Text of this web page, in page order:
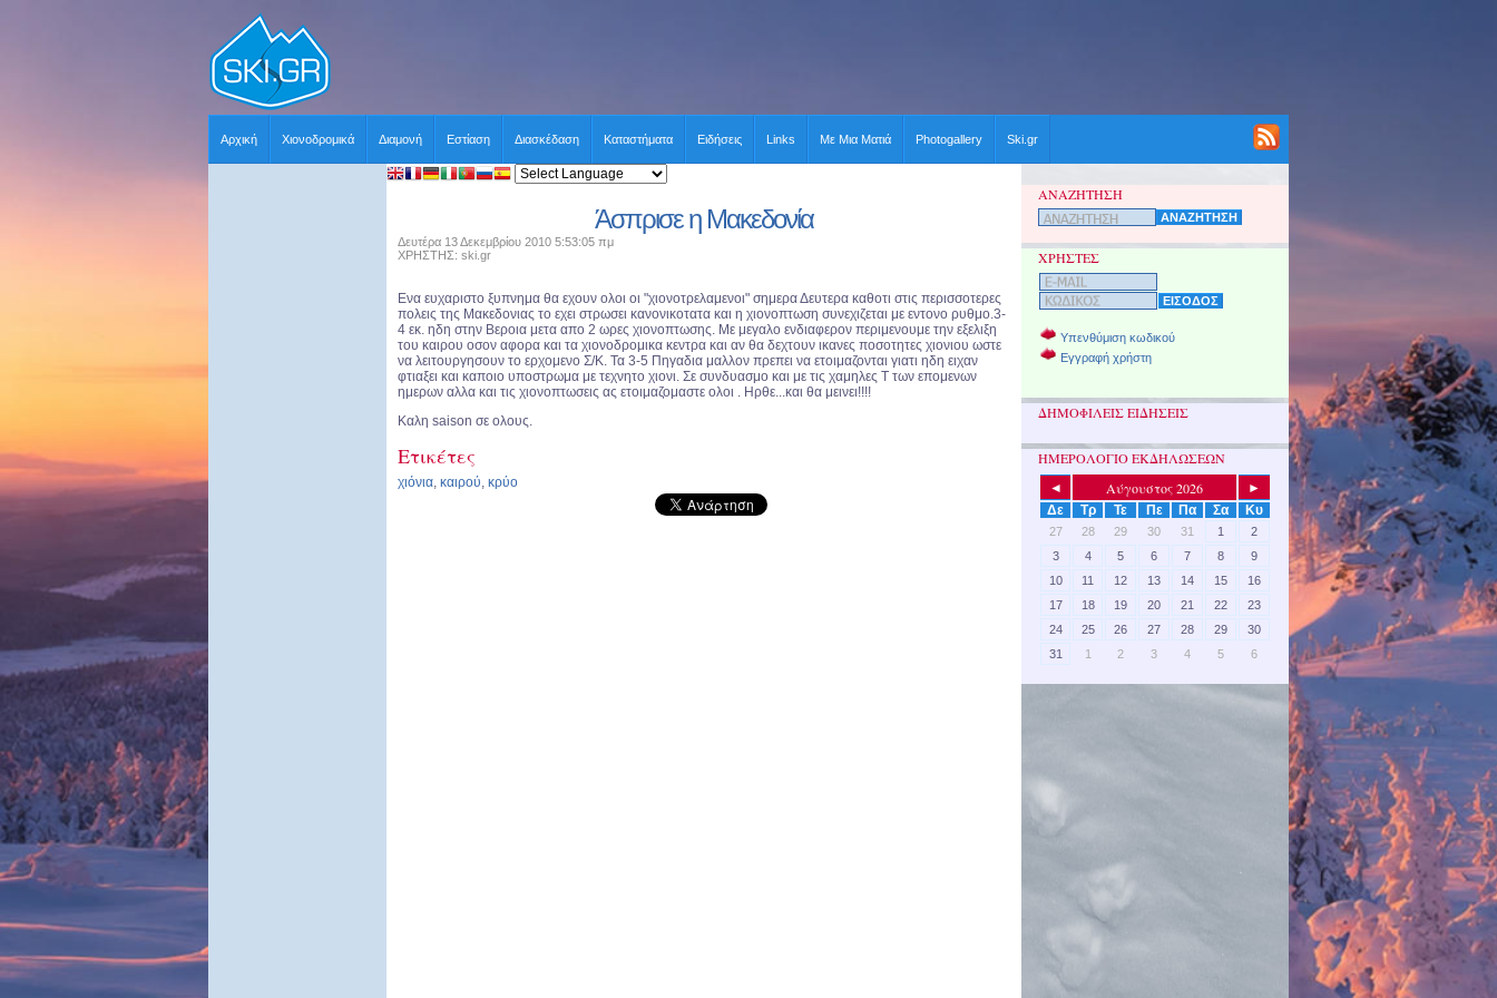
Αρχική Χιονοδρομικά Διαμονή Εστίαση Διασκέδαση Καταστήματα Ειδήσεις Links Με Μια Ματιά Photogallery Ski.gr
Άσπρισε η Μακεδονία
Δευτέρα 13 Δεκεμβρίου 2010 5:53:05 πμ
ΧΡΗΣΤΗΣ: ski.gr
Ενα ευχαριστο ξυπνημα θα εχουν ολοι οι "χιονοτρελαμενοι" σημερα Δευτερα καθοτι στις περισσοτερες
πολεις της Μακεδονιας το εχει στρωσει κανονικοτατα και η χιονοπτωση συνεχιζεται με εντονο ρυθμο.3-
4 εκ. ηδη στην Βεροια μετα απο 2 ωρες χιονοπτωσης. Με μεγαλο ενδιαφερον περιμενουμε την εξελιξη
του καιρου οσον αφορα και τα χιονοδρομικα κεντρα και αν θα δεχτουν ικανες ποσοτητες χιονιου ωστε
να λειτουργησουν το ερχομενο Σ/Κ. Τα 3-5 Πηγαδια μαλλον πρεπει να ετοιμαζονται γιατι ηδη ειχαν
φτιαξει και καποιο υποστρωμα με τεχνητο χιονι. Σε συνδυασμο και με τις χαμηλες Τ των επομενων
ημερων αλλα και τις χιονοπτωσεις ας ετοιμαζομαστε ολοι . Ηρθε...και θα μεινει!!!!
Καλη saison σε ολους.
Ετικέτες
χιόνια, καιρού, κρύο
ΑΝΑΖΗΤΗΣΗ
ΧΡΗΣΤΕΣ
Υπενθύμιση κωδικού
Εγγραφή χρήστη
ΔΗΜΟΦΙΛΕΙΣ ΕΙΔΗΣΕΙΣ
ΗΜΕΡΟΛΟΓΙΟ ΕΚΔΗΛΩΣΕΩΝ
◄ Αύγουστος 2026
►
Δε
Τρ Τε Πε Πα Σα Κυ
27 28 29 30 31 1
2
3
4 5 6 7 8
9
10
11 12 13 14 15
16
17
18 19 20 21 22
23
24
25 26 27 28 29
30
31
1 2 3 4 5 6